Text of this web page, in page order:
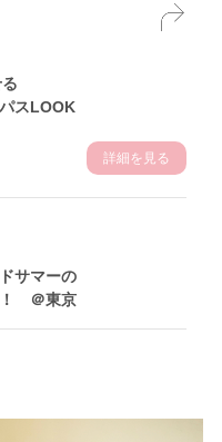
スLOOK
詳細を見る
サマーの
！ ＠東京